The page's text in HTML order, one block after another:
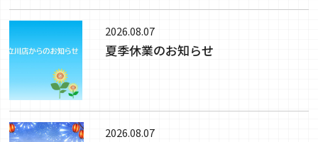
2026.08.07
夏季休業のお知らせ
2026.08.07